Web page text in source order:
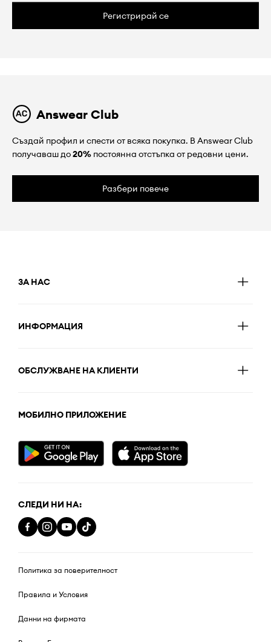
Регистрирай се
Answear Club
Създай профил и спести от всяка покупка. В Answear Club
получаваш до20% постоянна отстъпка от редовни цени.
Разбери повече
ЗА НАС
ИНФОРМАЦИЯ
ОБСЛУЖВАНЕ НА КЛИЕНТИ
МОБИЛНО ПРИЛОЖЕНИЕ
СЛЕДИ НИ НА:
Политика за поверителност
Правила и Условия
Данни на фирмата